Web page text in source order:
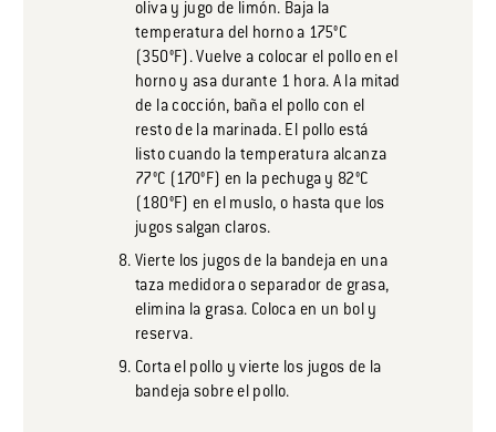
oliva y jugo de limón. Baja la
temperatura del horno a 175°C
(350°F). Vuelve a colocar el pollo en el
horno y asa durante 1 hora. A la mitad
de la cocción, baña el pollo con el
resto de la marinada. El pollo está
listo cuando la temperatura alcanza
77°C (170°F) en la pechuga y 82°C
(180°F) en el muslo, o hasta que los
jugos salgan claros.
Vierte los jugos de la bandeja en una
taza medidora o separador de grasa,
elimina la grasa. Coloca en un bol y
reserva.
Corta el pollo y vierte los jugos de la
bandeja sobre el pollo.